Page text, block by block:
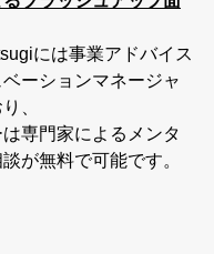
には事業アドバイス
ーションマネージャ
、
専門家によるメンタ
が無料で可能です。